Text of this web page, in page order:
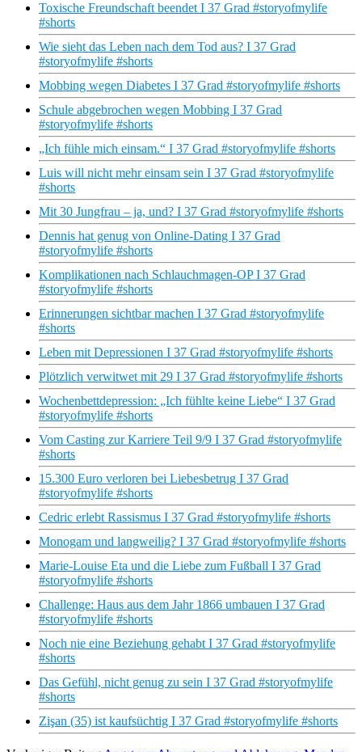
Toxische Freundschaft beendet I 37 Grad #storyofmylife
#shorts
Wie sieht das Leben nach dem Tod aus? I 37 Grad
#storyofmylife #shorts
Mobbing wegen Diabetes I 37 Grad #storyofmylife #shorts
Schule abgebrochen wegen Mobbing I 37 Grad
#storyofmylife #shorts
„Ich fühle mich einsam.“ I 37 Grad #storyofmylife #shorts
Luis will nicht mehr einsam sein I 37 Grad #storyofmylife
#shorts
Mit 30 Jungfrau – ja, und? I 37 Grad #storyofmylife #shorts
Dennis hat genug von Online-Dating I 37 Grad
#storyofmylife #shorts
Komplikationen nach Schlauchmagen-OP I 37 Grad
#storyofmylife #shorts
Erinnerungen sichtbar machen I 37 Grad #storyofmylife
#shorts
Leben mit Depressionen I 37 Grad #storyofmylife #shorts
Plötzlich verwitwet mit 29 I 37 Grad #storyofmylife #shorts
Wochenbettdepression: „Ich fühlte keine Liebe“ I 37 Grad
#storyofmylife #shorts
Vom Casting zur Karriere Teil 9/9 I 37 Grad #storyofmylife
#shorts
15.300 Euro verloren bei Liebesbetrug I 37 Grad
#storyofmylife #shorts
Cedric erlebt Rassismus I 37 Grad #storyofmylife #shorts
Monogam und langweilig? I 37 Grad #storyofmylife #shorts
Marie-Louise Eta und die Liebe zum Fußball I 37 Grad
#storyofmylife #shorts
Challenge: Haus aus dem Jahr 1866 umbauen I 37 Grad
#storyofmylife #shorts
Noch nie eine Beziehung gehabt I 37 Grad #storyofmylife
#shorts
Das Gefühl, nicht genug zu sein I 37 Grad #storyofmylife
#shorts
Zişan (35) ist kaufsüchtig I 37 Grad #storyofmylife #shorts